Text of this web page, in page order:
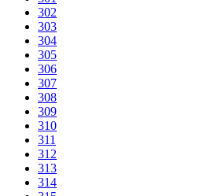
302
303
304
305
306
307
308
309
310
311
312
313
314